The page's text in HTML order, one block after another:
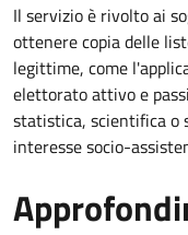
Il servizio è rivolto ai
ottenere copia delle
legittime, come
elettorato attivo e
statistica, scientifica o
interesse socio-